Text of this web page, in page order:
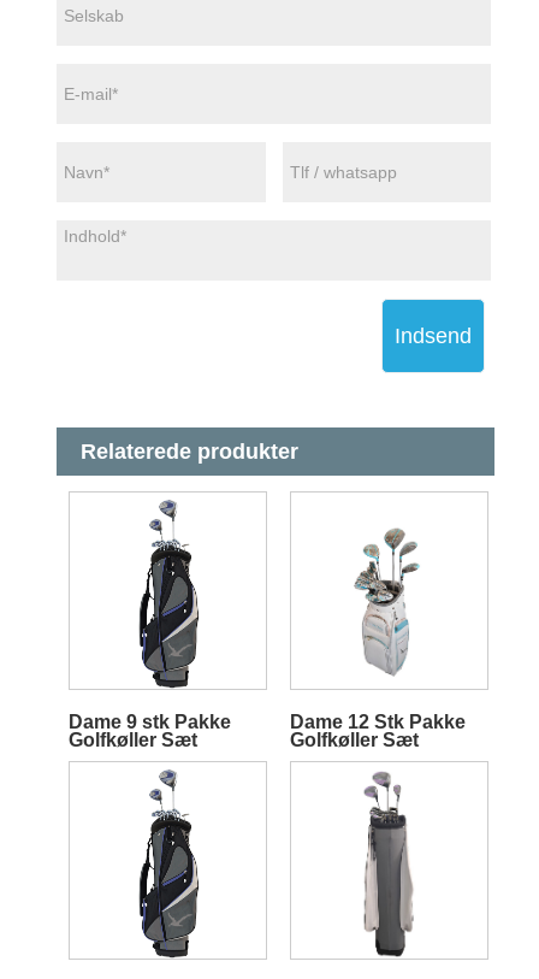
Indsend
Relaterede produkter
Dame 9 stk Pakke
Golfkøller Sæt
Dame 12 Stk Pakke
Golfkøller Sæt